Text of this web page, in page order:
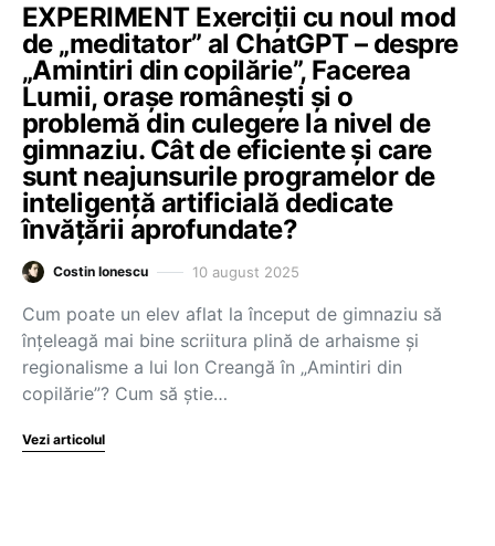
EXPERIMENT Exerciții cu noul mod
de „meditator” al ChatGPT – despre
„Amintiri din copilărie”, Facerea
Lumii, orașe românești și o
problemă din culegere la nivel de
gimnaziu. Cât de eficiente și care
sunt neajunsurile programelor de
inteligență artificială dedicate
învățării aprofundate?
Costin Ionescu 10 august 2025
Cum poate un elev aflat la început de gimnaziu să
înțeleagă mai bine scriitura plină de arhaisme și
regionalisme a lui Ion Creangă în „Amintiri din
copilărie”? Cum să știe…
Vezi articolul